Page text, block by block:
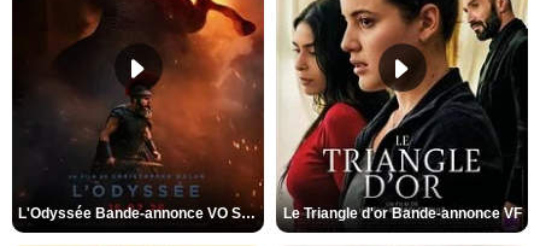
L'Odyssée Bande-annonce VO STFR Le Triangle d'or Bande-annonce VF